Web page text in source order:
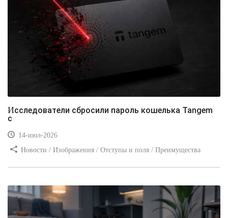
Исследователи сбросили пароль кошелька Tangem
с
14-июл-2026
Новости / Изображения / Отступы и поля / Преимущества